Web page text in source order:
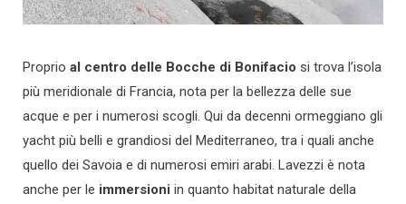
Proprio al centro delle Bocche di Bonifacio si trova l’isola
più meridionale di Francia, nota per la bellezza delle sue
acque e per i numerosi scogli. Qui da decenni ormeggiano gli
yacht più belli e grandiosi del Mediterraneo, tra i quali anche
quello dei Savoia e di numerosi emiri arabi. Lavezzi è nota
anche per le immersioni in quanto habitat naturale della